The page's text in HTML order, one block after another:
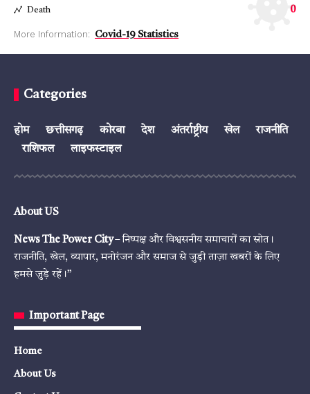
Death 0
More Information: Covid-19 Statistics
Categories
होम छत्तीसगढ़ कोरबा देश अंतर्राष्ट्रीय खेल
राजनीति
राशिफल
लाइफस्टाइल
About US
News The Power City– निष्पक्ष और विश्वसनीय समाचारों का स्रोत।
राजनीति, खेल, व्यापार, मनोरंजन और समाज से जुड़ी ताज़ा खबरों के लिए
हमसे जुड़े रहें।”
Important Page
Home
About Us